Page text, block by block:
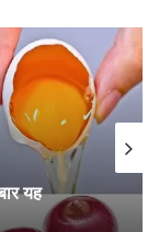
कुछ नए दोस्त
आपको थकान
साबित होगी।
में बाधा डाल
यह